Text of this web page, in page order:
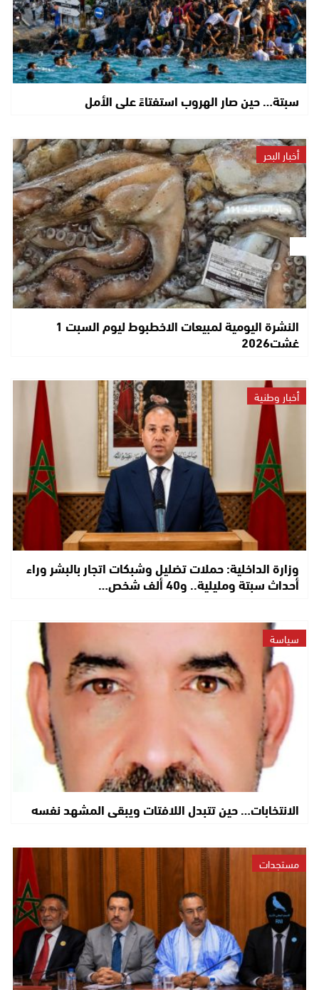
سبتة… حين صار الهروب استفتاءً على الأمل
أخبار البحر
النشرة اليومية لمبيعات الاخطبوط ليوم السبت 1
غشت2026
أخبار وطنية
وزارة الداخلية: حملات تضليل وشبكات اتجار بالبشر وراء
أحداث سبتة ومليلية.. و40 ألف شخص…
سياسة
الانتخابات… حين تتبدل اللافتات ويبقى المشهد نفسه
مستجدات